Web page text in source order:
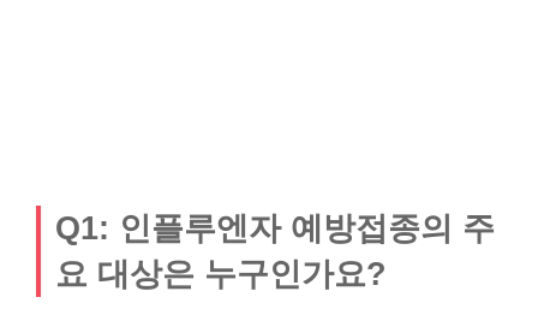
Q1: 인플루엔자 예방접종의 주
요 대상은 누구인가요?